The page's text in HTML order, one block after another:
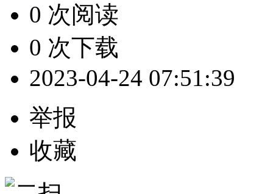
0 次阅读
0 次下载
2023-04-24 07:51:39
举报
收藏